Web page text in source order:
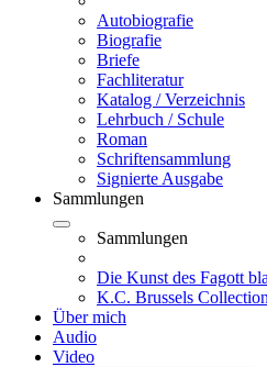
Autobiografie
Biografie
Briefe
Fachliteratur
Katalog / Verzeichnis
Lehrbuch / Schule
Roman
Schriftensammlung
Signierte Ausgabe
Sammlungen
Sammlungen
Die Kunst des Fagott
K.C. Brussels Collection
Über mich
Audio
Video